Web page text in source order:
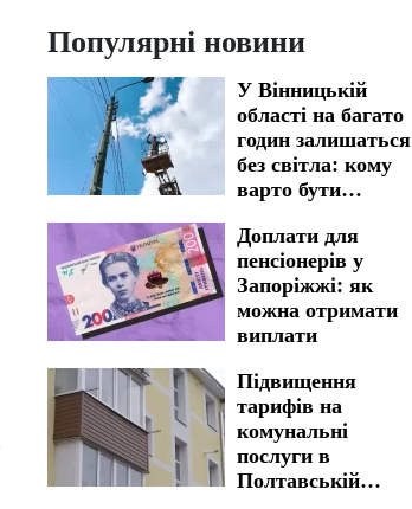
Популярні новини
У Вінницькій
області на багато
годин залишаться
без світла: кому
варто бути
графіків
відключення на 7
серпня
Доплати для
пенсіонерів у
Запоріжжі: як
можна отримати
виплати
Підвищення
тарифів на
комунальні
послуги в
Полтавській